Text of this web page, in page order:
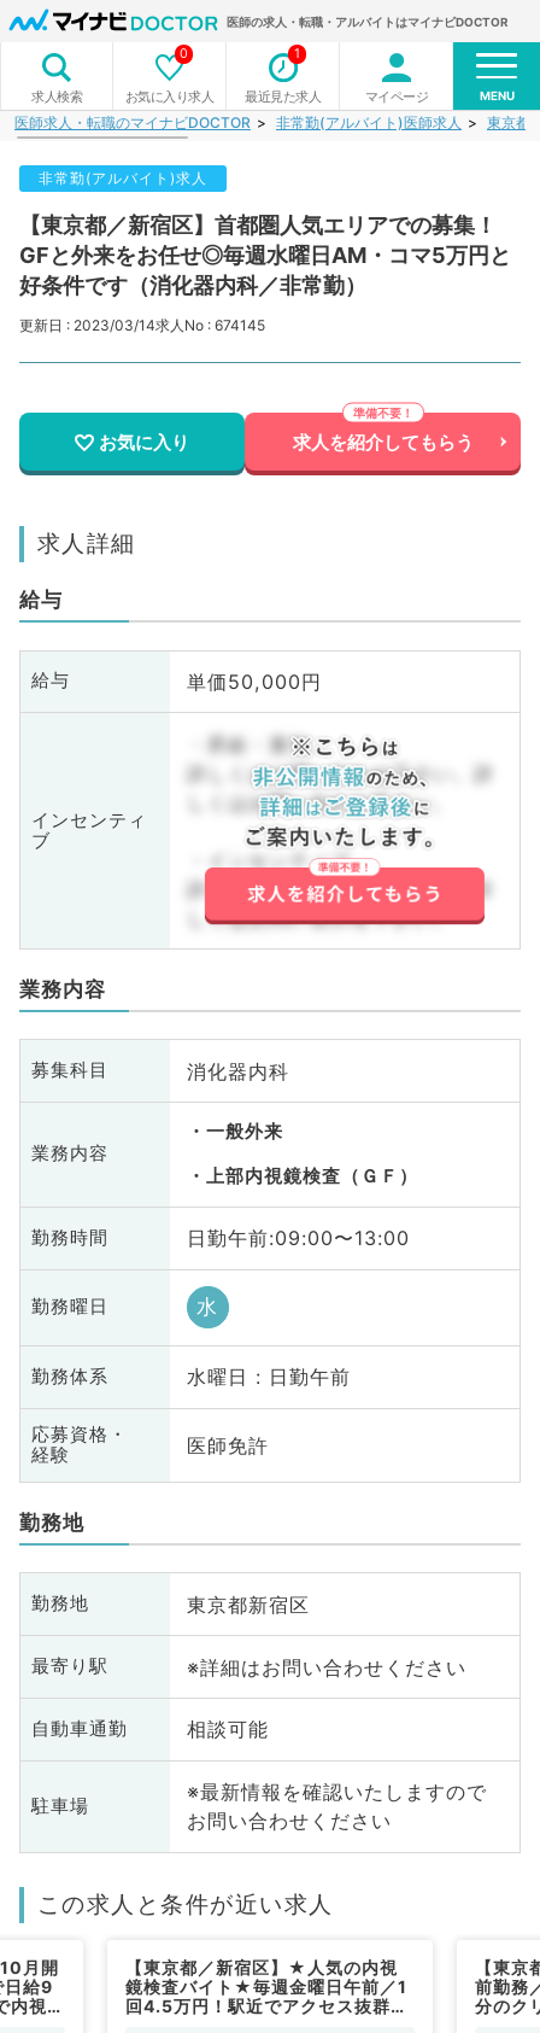
医師の求人・転職・アルバイトはマイナビDOCTOR
求人検索 お気に入り求人
0
最近見た求人
1
マイページ MENU
医師求人・転職のマイナビDOCTOR 非常勤(アルバイト)医師求人 東京都
非常勤(アルバイト)求人
【東京都／新宿区】首都圏人気エリアでの募集！
GFと外来をお任せ◎毎週水曜日AM・コマ5万円と
好条件です（消化器内科／非常勤）
更新日 : 2023/03/14求人No : 674145
お気に入り 求人を紹介してもらう
求人詳細
給与
給与 単価50,000円
インセンティ
ブ
・昇給・賞与
詳しくはお問い合わせ下さい。詳
しくはお問い合わせ下さい。
・インセンティブ
詳しくはお問い合わせ下さい。詳
しくはお問い合わせ下さい。
業務内容
募集科目 消化器内科
業務内容
一般外来
上部内視鏡検査（ＧＦ）
勤務時間 日勤午前:09:00〜13:00
勤務曜日 水
勤務体系 水曜日 : 日勤午前
応募資格・
経験
医師免許
勤務地
勤務地 東京都新宿区
最寄り駅 ※詳細はお問い合わせください
自動車通勤 相談可能
駐車場
※最新情報を確認いたしますので
お問い合わせください
この求人と条件が近い求人
月開
給9
内視鏡
【東京都／新宿区】★人気の内視
鏡検査バイト★毎週金曜日午前／1
回4.5万円！駅近でアクセス抜群で
【東
前勤務
分のク